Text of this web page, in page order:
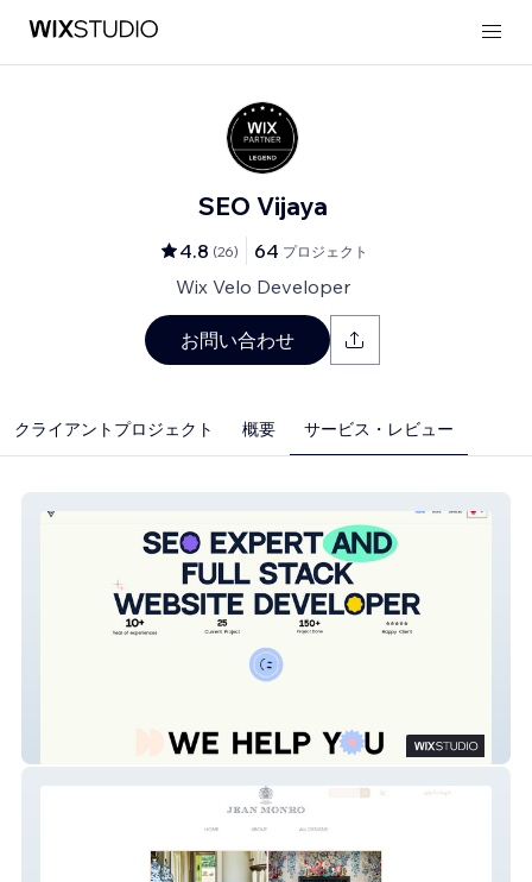
SEO Vijaya
4.8 (26) 64 プロジェクト
Wix Velo Developer
お問い合わせ
クライアントプロジェクト 概要 サービス・レビュー